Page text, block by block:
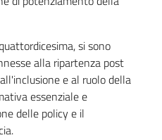
si sono
alla ripartenza post
e al ruolo della
essenziale e
delle policy e il